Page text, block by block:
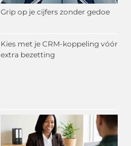
Grip op je cijfers zonder gedoe
Kies met je CRM-koppeling vóór
extra bezetting